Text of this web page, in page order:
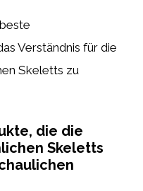
Verständnis für die
Skeletts zu
die die
Skeletts